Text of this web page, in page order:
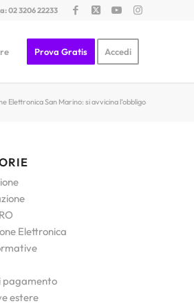
02 3206 22233
Prova Gratis Accedi
Elettronica San Marino: si avvicina l’obbligo
Elettronica
pagamento
estere